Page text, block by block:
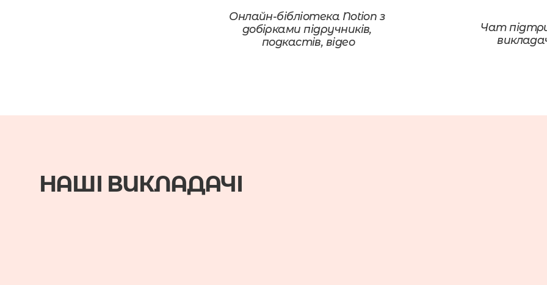
Онлайн-бібліотека Notion з
добірками підручників,
подкастів, відео
Чат
НАШІ ВИКЛАДАЧІ